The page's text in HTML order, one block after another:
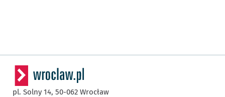
pl. Solny 14, 50-062 Wrocław